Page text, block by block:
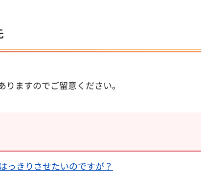
ますのでご留意ください。
っきりさせたいのですが？